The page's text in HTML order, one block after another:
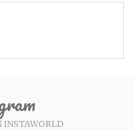
INSTAWORLD